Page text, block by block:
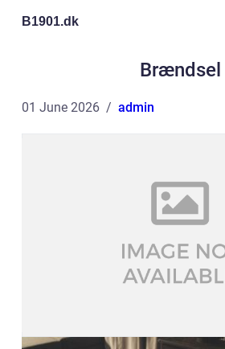
B1901.dk
Brændsel
01 June 2026 admin